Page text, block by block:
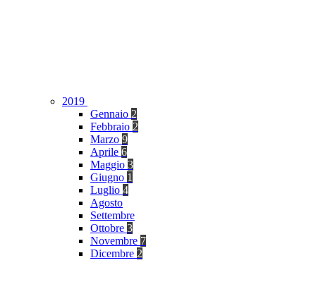
2019
Gennaio 2
Febbraio 2
Marzo 9
Aprile 6
Maggio 3
Giugno 1
Luglio 4
Agosto
Settembre
Ottobre 3
Novembre 7
Dicembre 2